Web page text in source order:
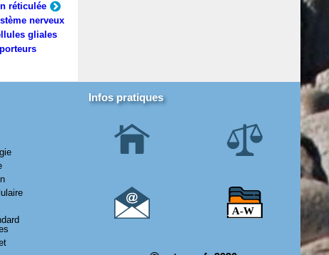
réticulée
nerveux
gliales
Infos pratiques